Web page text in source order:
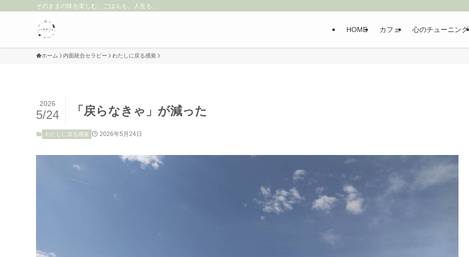
そのままの味を楽しむ。ごはんも、人生も。
HOME カフェ 心のチューニング
ホーム 内面統合セラピー わたしに戻る感覚
「戻らなきゃ」が減った
2026
5/24
わたしに戻る感覚 2026年5月24日